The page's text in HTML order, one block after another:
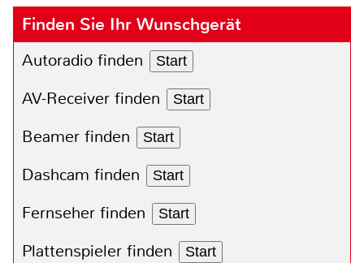
Finden Sie Ihr Wunschgerät
Autoradio finden Start
AV-Receiver finden Start
Beamer finden Start
Dashcam finden Start
Fernseher finden Start
Plattenspieler finden Start